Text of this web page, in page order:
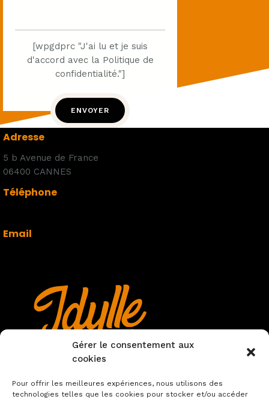
Gérer le consentement aux
cookies
Pour offrir les meilleures expériences, nous utilisons des
technologies telles que les cookies pour stocker et/ou accéder
[wpgdprc "J'ai lu et je suis
d'accord avec la Politique de
confidentialité."]
Adresse
5 b Avenue de France
06400 CANNES
Téléphone
Email